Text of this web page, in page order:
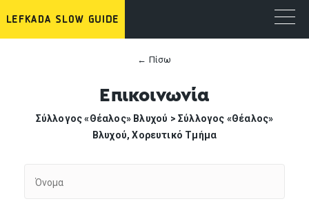
← Πίσω
Επικοινωνία
Σύλλογος «Θέαλος» Βλυχού > Σύλλογος «Θέαλος»
Βλυχού, Χορευτικό Τμήμα